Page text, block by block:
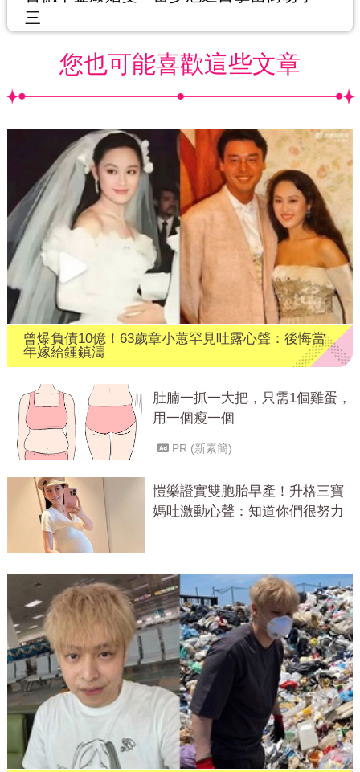
三
您也可能喜歡這些文章
曾爆負債10億！63歲章小蕙罕見吐露心聲：後悔當
年嫁給鍾鎮濤
肚腩一抓一大把，只需1個雞蛋，
用一個瘦一個
PR (新素簡)
愷樂證實雙胞胎早產！升格三寶
媽吐激動心聲：知道你們很努力